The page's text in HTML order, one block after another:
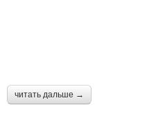
стиле
читать дальше →